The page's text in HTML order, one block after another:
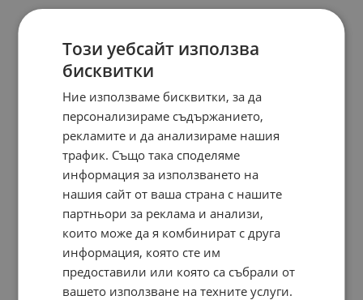
Този уебсайт използва
бисквитки
Ние използваме бисквитки, за да
персонализираме съдържанието,
рекламите и да анализираме нашия
трафик. Също така споделяме
информация за използването на
нашия сайт от ваша страна с нашите
партньори за реклама и анализи,
които може да я комбинират с друга
информация, която сте им
предоставили или която са събрали от
вашето използване на техните услуги.